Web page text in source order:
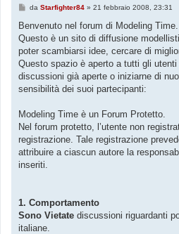
M
s
a
g
i
o
da Starfighter84» 21 febbraio 2008, 23:31
Benvenuto nel forum di Modeling Time.
Questo è un sito di diffusione
poter scambiarsi idee, cercare di
Questo spazio è aperto a tutti gli
discussioni già aperte o iniziarne di
sensibilità dei suoi partecipanti:
Modeling Time è un Forum Protetto.
Nel forum protetto, l’utente non
registrazione. Tale registrazione
attribuire a ciascun autore la
inseriti.
1. Comportamento
Sono Vietate discussioni riguardanti
italiane.